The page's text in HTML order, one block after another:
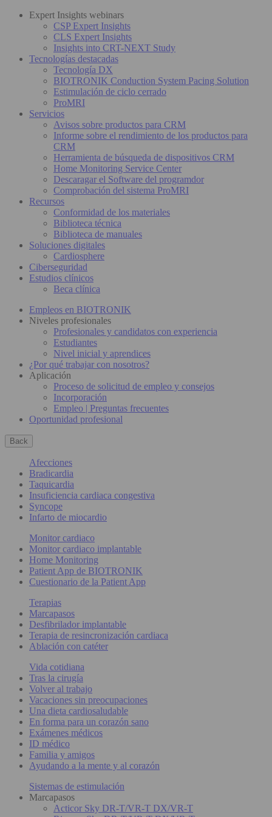
Expert Insights webinars
CSP Expert Insights
CLS Expert Insights
Insights into CRT-NEXT Study
Tecnologías destacadas
Tecnología DX
BIOTRONIK Conduction System Pacing Solution
Estimulación de ciclo cerrado
ProMRI
Servicios
Avisos sobre productos para CRM
Informe sobre el rendimiento de los productos para
CRM
Herramienta de búsqueda de dispositivos CRM
Home Monitoring Service Center
Descaragar el Software del programdor
Comprobación del sistema ProMRI
Recursos
Conformidad de los materiales
Biblioteca técnica
Biblioteca de manuales
Soluciones digitales
Cardiosphere
Ciberseguridad
Estudios clínicos
Beca clínica
Empleos en BIOTRONIK
Niveles profesionales
Profesionales y candidatos con experiencia
Estudiantes
Nivel inicial y aprendices
¿Por qué trabajar con nosotros?
Aplicación
Proceso de solicitud de empleo y consejos
Incorporación
Empleo | Preguntas frecuentes
Oportunidad profesional
Back
Afecciones
Bradicardia
Taquicardia
Insuficiencia cardiaca congestiva
Syncope
Infarto de miocardio
Monitor cardiaco
Monitor cardiaco implantable
Home Monitoring
Patient App de BIOTRONIK
Cuestionario de la Patient App
Terapias
Marcapasos
Desfibrilador implantable
Terapia de resincronización cardiaca
Ablación con catéter
Vida cotidiana
Tras la cirugía
Volver al trabajo
Vacaciones sin preocupaciones
Una dieta cardiosaludable
En forma para un corazón sano
Exámenes médicos
ID médico
Familia y amigos
Ayudando a la mente y al corazón
Sistemas de estimulación
Marcapasos
Acticor Sky DR-T/VR-T DX/VR-T